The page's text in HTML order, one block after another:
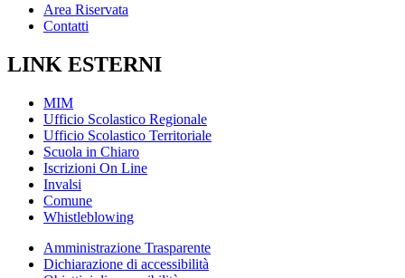
Area Riservata
Contatti
LINK ESTERNI
MIM
Ufficio Scolastico Regionale
Ufficio Scolastico Territoriale
Scuola in Chiaro
Iscrizioni On Line
Invalsi
Comune
Whistleblowing
Amministrazione Trasparente
Dichiarazione di accessibilità